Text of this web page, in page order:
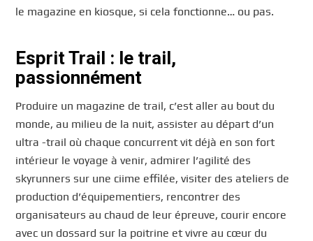
le magazine en kiosque, si cela fonctionne… ou pas.
Esprit Trail : le trail,
passionnément
Produire un magazine de trail, c’est aller au bout du
monde, au milieu de la nuit, assister au départ d’un
ultra -trail où chaque concurrent vit déjà en son fort
intérieur le voyage à venir, admirer l’agilité des
skyrunners sur une ciime effilée, visiter des ateliers de
production d’équipementiers, rencontrer des
organisateurs au chaud de leur épreuve, courir encore
avec un dossard sur la poitrine et vivre au cœur du